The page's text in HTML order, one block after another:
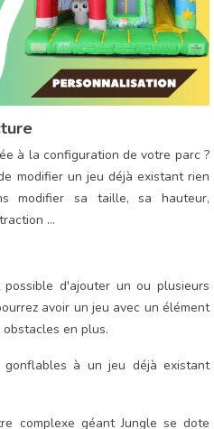
à la configuration de votre parc ?
modifier un jeu déjà existant rien
modifier sa taille, sa hauteur,
…
d'ajouter un ou plusieurs
avoir un jeu avec un élément
en plus.
à un jeu déjà existant
complexe géant Jungle se dote